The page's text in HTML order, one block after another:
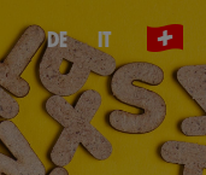
DE IT